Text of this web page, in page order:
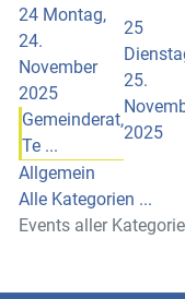
24 Montag,
24.
November
2025
Gemeinderat,
Te ...
25
25.
2025
Allgemein
Alle Kategorien ...
Events aller